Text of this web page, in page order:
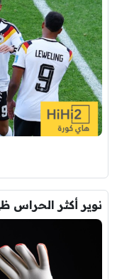
نوير أكثر الحراس